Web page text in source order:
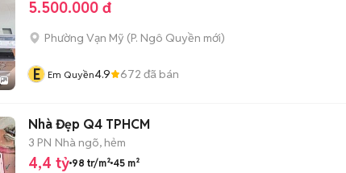
5.500.000 đ
Phường Vạn Mỹ (P. Ngô Quyền mới)
E Em Quyền4.9 672 đã bán
Nhà Đẹp Q4 TPHCM
3 PN Nhà ngõ, hẻm
4,4 tỷ 98 tr/m² 45 m²